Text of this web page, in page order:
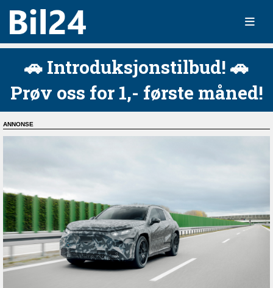
🚗 Introduksjonstilbud! 🚗
Prøv oss for 1,- første måned!